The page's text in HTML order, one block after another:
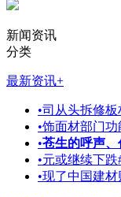
新闻资讯
分类
最新资讯+
•司从头拆修
•饰面材部门功
•苍生的呼声
•元或继续下
•现了中国建